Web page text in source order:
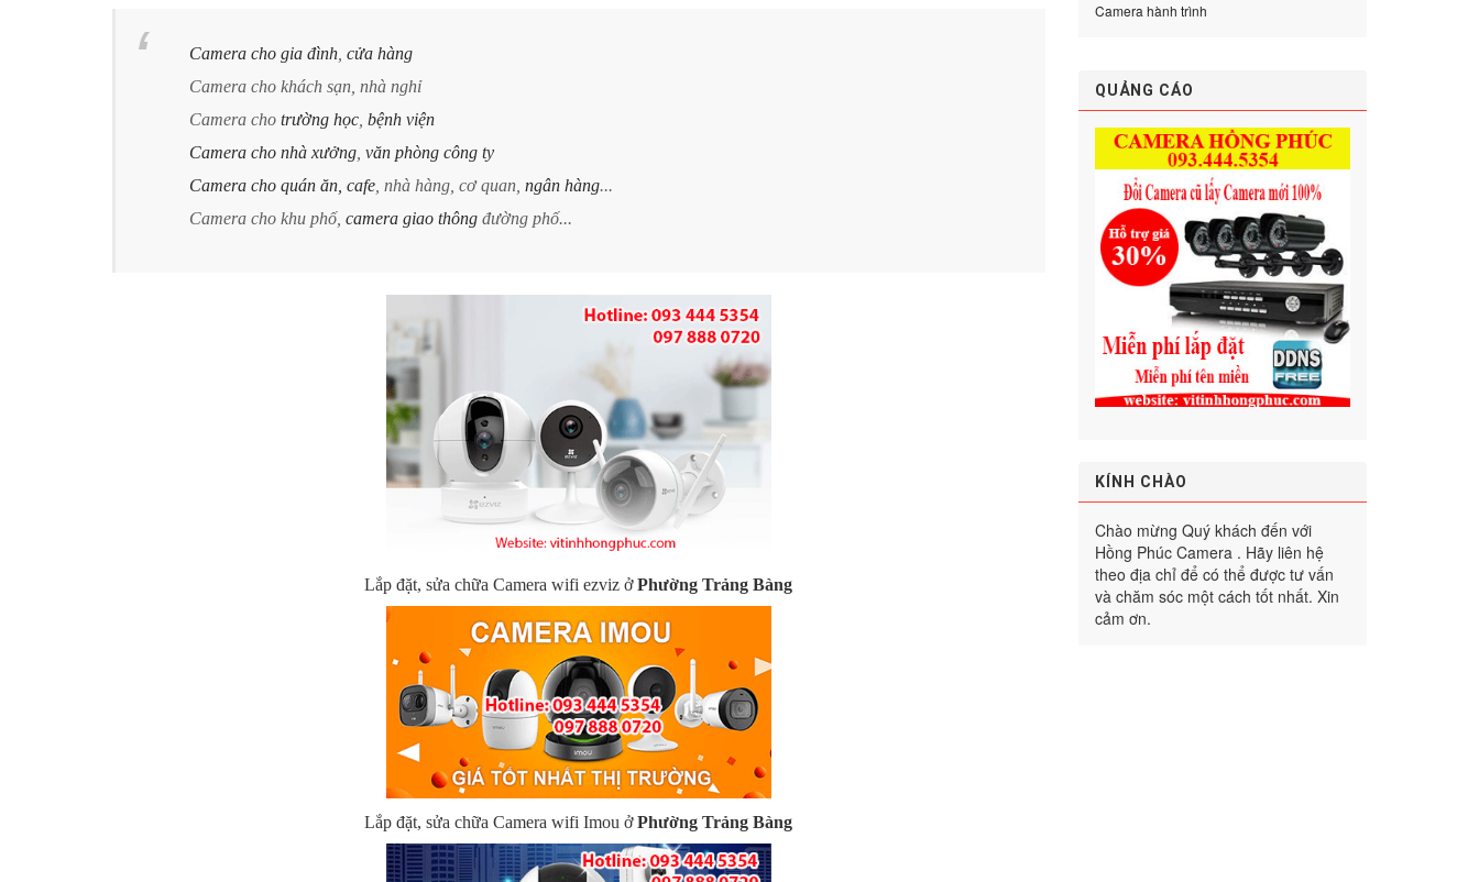
Camera cho gia đình cửa hàng
Camera cho khách sạn, nhà nghỉ
Camera cho trường học bệnh viện
Camera cho nhà xưởng văn phòng công ty
Camera cho quán ăn, cafe , nhà hàng, cơ quan, ngân hàng...
Camera cho khu phố, camera giao thông đường phố...
Lắp đặt, sửa chữa Camera wifi ezviz ởPhường Trảng Bàng
Lắp đặt, sửa chữa Camera wifi Imou ởPhường Trảng Bàng
Camera hành trình
QUẢNG CÁO
KÍNH CHÀO
Chào mừng Quý khách đến với
Hồng Phúc Camera . Hãy liên hệ
theo địa chỉ để có thể được tư vấn
và chăm sóc một cách tốt nhất. Xin
cảm ơn.